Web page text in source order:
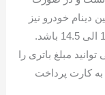
خودرو نیز
مبلغ باتری را
کارت پرداخت